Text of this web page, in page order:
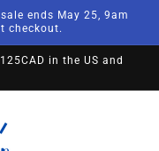
sale ends May 25, 9am
checkout.
in the US and